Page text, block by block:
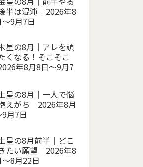
半は混沌｜2026年8
9月7日
星の8月｜アレを頑
くなる！そこそこ
年8月8日～9月7
星の8月｜一人で悩
えがち｜2026年8月
月7日
星の8月前半｜どこ
たい願望｜2026年8
8月22日